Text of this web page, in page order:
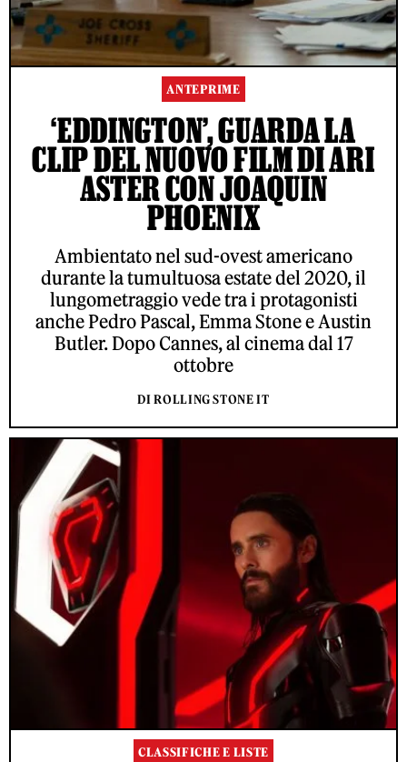
ANTEPRIME
‘EDDINGTON’, GUARDA LA
CLIP DEL NUOVO FILM DI ARI
ASTER CON JOAQUIN
PHOENIX
Ambientato nel sud-ovest americano
durante la tumultuosa estate del 2020, il
lungometraggio vede tra i protagonisti
anche Pedro Pascal, Emma Stone e Austin
Butler. Dopo Cannes, al cinema dal 17
ottobre
DI ROLLING STONE IT
CLASSIFICHE E LISTE